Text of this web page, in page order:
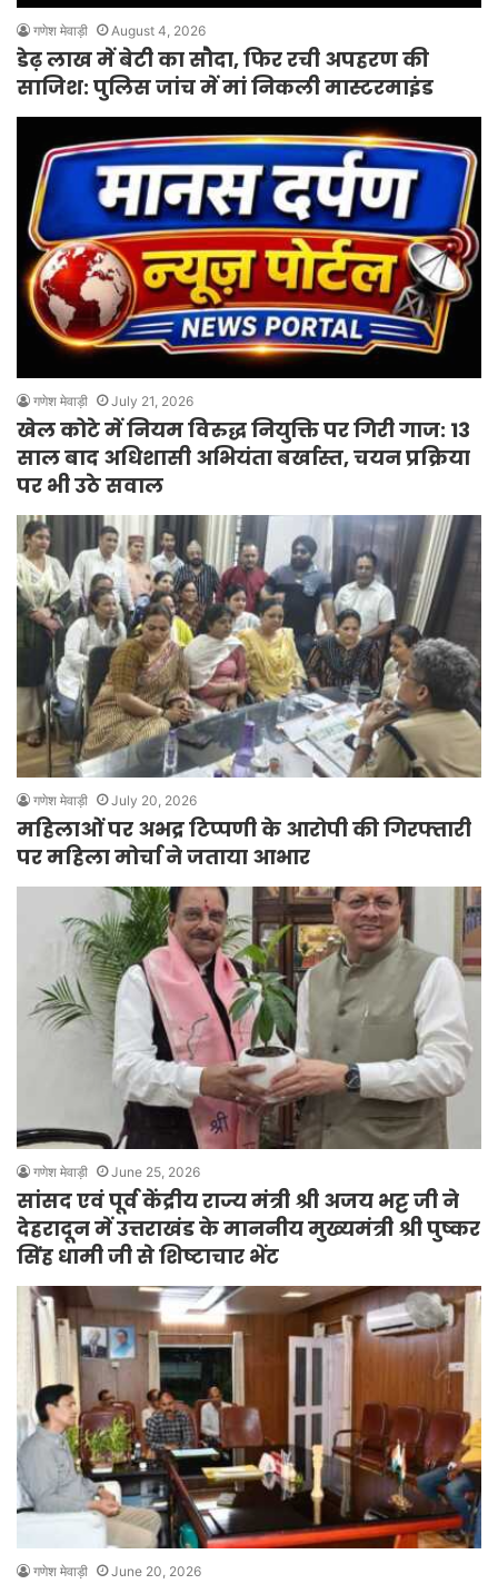
गणेश मेवाड़ी August 4, 2026
डेढ़ लाख में बेटी का सौदा, फिर रची अपहरण की
साजिश: पुलिस जांच में मां निकली मास्टरमाइंड
गणेश मेवाड़ी July 21, 2026
खेल कोटे में नियम विरुद्ध नियुक्ति पर गिरी गाज: 13
साल बाद अधिशासी अभियंता बर्खास्त, चयन प्रक्रिया
पर भी उठे सवाल
गणेश मेवाड़ी July 20, 2026
महिलाओं पर अभद्र टिप्पणी के आरोपी की गिरफ्तारी
पर महिला मोर्चा ने जताया आभार
गणेश मेवाड़ी June 25, 2026
सांसद एवं पूर्व केंद्रीय राज्य मंत्री श्री अजय भट्ट जी ने
देहरादून में उत्तराखंड के माननीय मुख्यमंत्री श्री पुष्कर
सिंह धामी जी से शिष्टाचार भेंट
गणेश मेवाड़ी June 20, 2026